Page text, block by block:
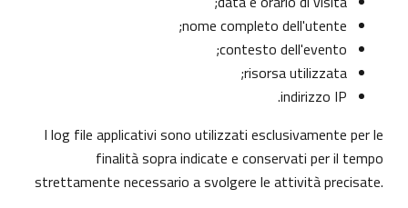
nome completo dell'utente;
contesto dell'evento;
risorsa utilizzata;
indirizzo IP.
I log file applicativi sono utilizzati esclusivamente per le
finalità sopra indicate e conservati per il tempo
strettamente necessario a svolgere le attività precisate.